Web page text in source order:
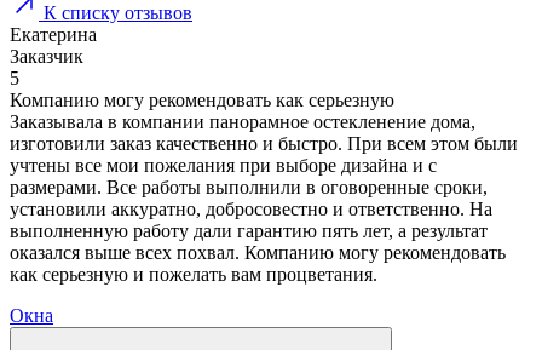
К списку отзывов
Екатерина
Заказчик
5
Компанию могу рекомендовать как серьезную
Заказывала в компании панорамное остекленение дома,
изготовили заказ качественно и быстро. При всем этом были
учтены все мои пожелания при выборе дизайна и с
размерами. Все работы выполнили в оговоренные сроки,
установили аккуратно, добросовестно и ответственно. На
выполненную работу дали гарантию пять лет, а результат
оказался выше всех похвал. Компанию могу рекомендовать
как серьезную и пожелать вам процветания.
Окна